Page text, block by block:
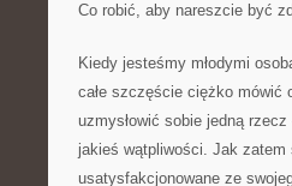
Co robić, aby nareszcie być
Kiedy jesteśmy młodymi
całe szczęście ciężko mówić
uzmysłowić sobie jedną
jakieś wątpliwości. Jak
usatysfakcjonowane ze